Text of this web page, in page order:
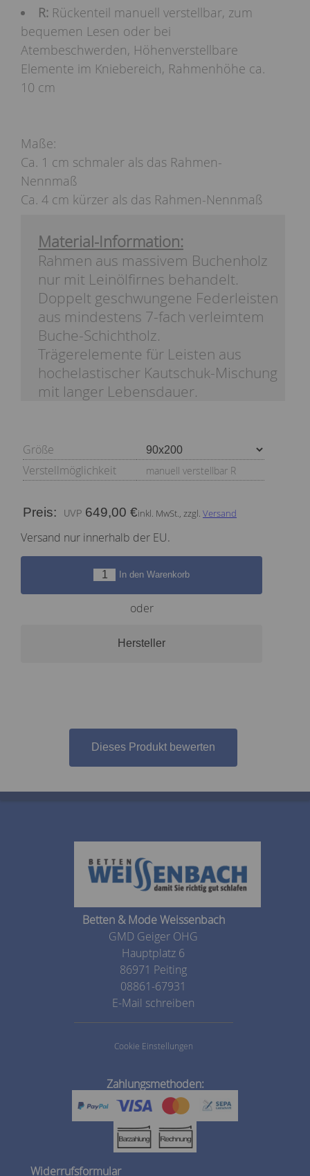
R: Rückenteil manuell verstellbar, zum
bequemen Lesen oder bei
Atembeschwerden, Höhenverstellbare
Elemente im Kniebereich, Rahmenhöhe ca.
10 cm
Maße:
Ca. 1 cm schmaler als das Rahmen-
Nennmaß
Ca. 4 cm kürzer als das Rahmen-Nennmaß
Material-Information:
Rahmen aus massivem Buchenholz
nur mit Leinölfirnes behandelt.
Doppelt geschwungene Federleisten
aus mindestens 7-fach verleimtem
Buche-Schichtholz.
Trägerelemente für Leisten aus
hochelastischer Kautschuk-Mischung
mit langer Lebensdauer.
Größe
Verstellmöglichkeit
manuell verstellbar R
Preis: 649,00 €inkl. MwSt., zzgl. Versand
Versand nur innerhalb der EU.
In den Warenkorb
oder
Hersteller
Dieses Produkt bewerten
Betten & Mode Weissenbach
GMD Geiger OHG
Hauptplatz 6
86971 Peiting
08861-67931
E-Mail schreiben
Cookie Einstellungen
Zahlungsmethoden:
Widerrufsformular